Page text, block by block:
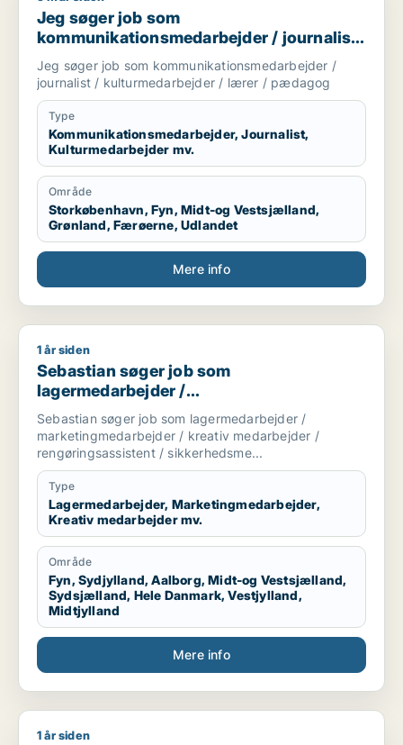
Jeg søger job som
kommunikationsmedarbejder / journalist
/ kulturmedarbejder / lærer / pædagog
Jeg søger job som kommunikationsmedarbejder /
journalist / kulturmedarbejder / lærer / pædagog
Type
Kommunikationsmedarbejder, Journalist,
Kulturmedarbejder mv.
Område
Storkøbenhavn, Fyn, Midt-og Vestsjælland,
Grønland, Færøerne, Udlandet
Mere info
Sebastian søger job som lagermedarbejder /
1 år siden
Sebastian søger job som
lagermedarbejder /
marketingmedarbejder / kreativ
medarbejder / rengøringsassistent /
sikkerhedsmedarbejder
Sebastian søger job som lagermedarbejder /
marketingmedarbejder / kreativ medarbejder /
rengøringsassistent / sikkerhedsme...
Type
Lagermedarbejder, Marketingmedarbejder,
Kreativ medarbejder mv.
Område
Fyn, Sydjylland, Aalborg, Midt-og Vestsjælland,
Sydsjælland, Hele Danmark, Vestjylland,
Midtjylland
Mere info
Mette søger job som marketingmedarbejder
1 år siden